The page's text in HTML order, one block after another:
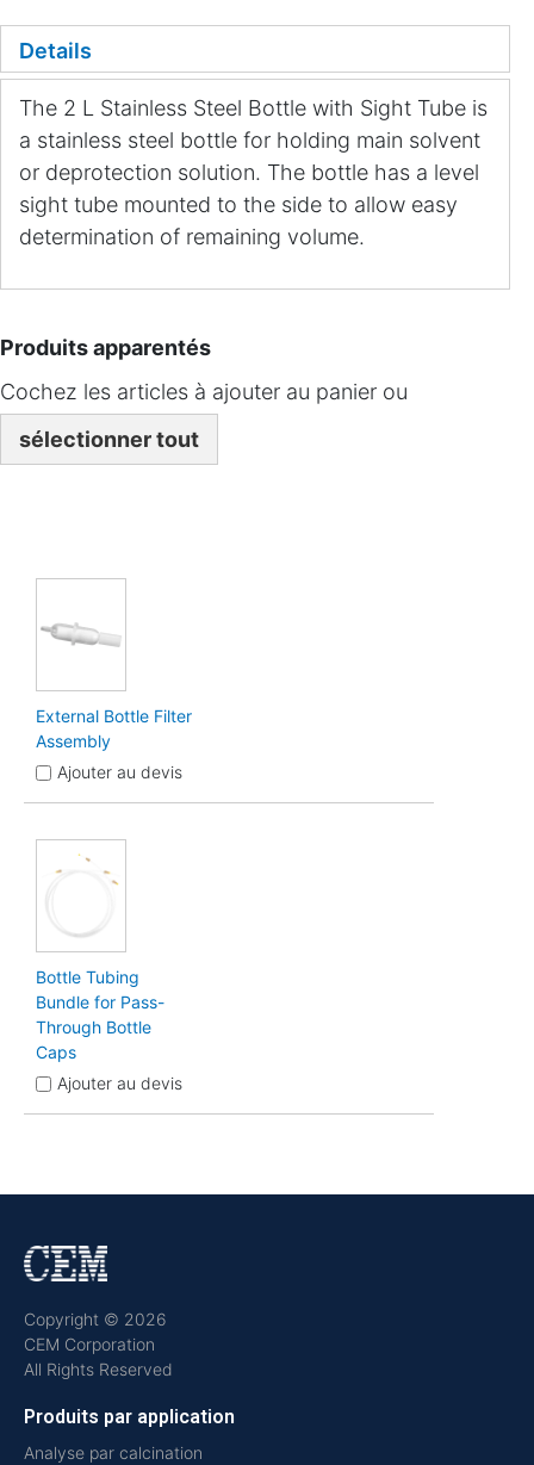
Details
The 2 L Stainless Steel Bottle with Sight Tube is
a stainless steel bottle for holding main solvent
or deprotection solution. The bottle has a level
sight tube mounted to the side to allow easy
determination of remaining volume.
Produits apparentés
Cochez les articles à ajouter au panier ou
sélectionner tout
External Bottle Filter
Assembly
Ajouter au devis
Bottle Tubing
Bundle for Pass-
Through Bottle
Caps
Ajouter au devis
Copyright © 2026
CEM Corporation
All Rights Reserved
Produits par application
Analyse par calcination